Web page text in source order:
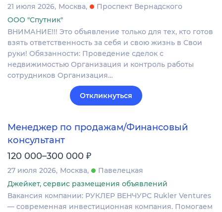
21 июля 2026 Москва
Проспект Вернадского
ООО "Спутник"
ВНИМАНИЕ!!! Это объявление только для тех, кто готов
взять ответственность за себя и свою жизнь в Свои
руки! Обязанности: Проведение сделок с
недвижимостью Организация и контроль работы
сотрудников Организация…
Откликнуться
Менеджер по продажам/Финансовый
консультант
120 000–300 000 ₽
27 июля 2026 Москва
Павелецкая
Джейкет, сервис размещения объявлений
Вакансия компании: РУКЛЕР ВЕНЧУРС Rukler Ventures
— современная инвестиционная компания. Помогаем